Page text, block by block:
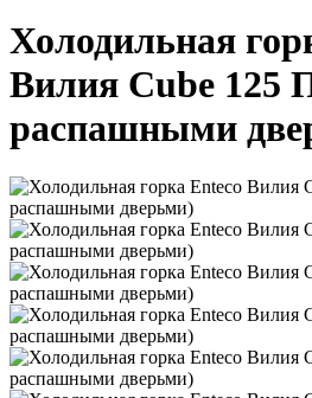
Холодильная
Вилия Cube 125
распашными